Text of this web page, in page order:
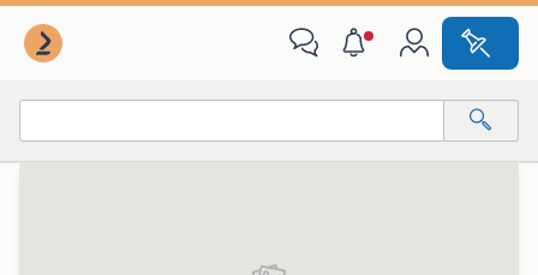
Van deze adverteerder